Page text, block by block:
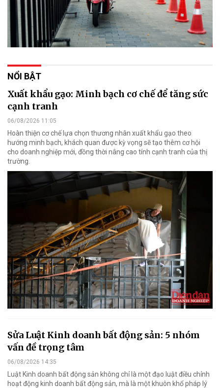
NỔI BẬT
Xuất khẩu gạo: Minh bạch cơ chế để tăng sức
cạnh tranh
06/08/2026 11:05
Hoàn thiện cơ chế lựa chọn thương nhân xuất khẩu gạo theo
hướng minh bạch, khách quan được kỳ vọng sẽ tạo thêm cơ hội
cho doanh nghiệp mới, đồng thời nâng cao tính cạnh tranh của thị
trường.
Sửa Luật Kinh doanh bất động sản: 5 nhóm
vấn đề trọng tâm
06/08/2026 14:35
Luật Kinh doanh bất động sản không chỉ là một đạo luật điều chỉnh
hoạt động kinh doanh bất động sản, mà là một khuôn khổ pháp lý